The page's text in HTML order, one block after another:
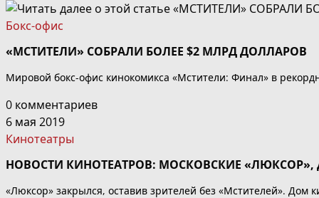
Бокс-офис
«МСТИТЕЛИ» СОБРАЛИ БОЛЕЕ $2 МЛРД ДОЛЛАРОВ
Мировой бокс-офис кинокомикса «Мстители: Финал» в
0 комментариев
6 мая 2019
Кинотеатры
НОВОСТИ КИНОТЕАТРОВ: МОСКОВСКИЕ «ЛЮКСОР»,
«Люксор» закрылся, оставив зрителей без «Мстителей». Дом